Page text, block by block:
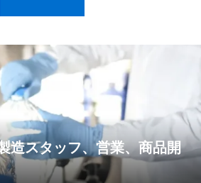
造スタッフ、営業、商品開